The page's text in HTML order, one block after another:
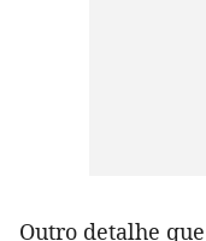
Outro detalhe